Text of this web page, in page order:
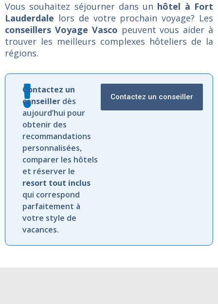
Vous souhaitez séjourner dans un hôtel à Fort
Lauderdale lors de votre prochain voyage? Les
conseillers Voyage Vasco peuvent vous aider à
trouver les meilleurs complexes hôteliers de la
régions.
Contactez un
conseiller dès
aujourd’hui pour
obtenir des
recommandations
personnalisées,
comparer les hôtels
et réserver le
resort tout inclus
qui correspond
parfaitement à
votre style de
vacances.
Contactez un conseiller